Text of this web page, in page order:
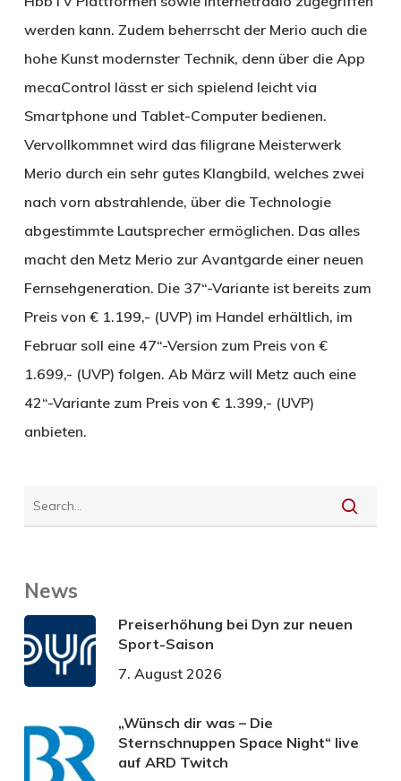
werden kann. Zudem beherrscht der Merio auch die
hohe Kunst modernster Technik, denn über die App
mecaControl lässt er sich spielend leicht via
Smartphone und Tablet-Computer bedienen.
Vervollkommnet wird das filigrane Meisterwerk
Merio durch ein sehr gutes Klangbild, welches zwei
nach vorn abstrahlende, über die Technologie
abgestimmte Lautsprecher ermöglichen. Das alles
macht den Metz Merio zur Avantgarde einer neuen
Fernsehgeneration. Die 37“-Variante ist bereits zum
Preis von € 1.199,- (UVP) im Handel erhältlich, im
Februar soll eine 47“-Version zum Preis von €
1.699,- (UVP) folgen. Ab März will Metz auch eine
42“-Variante zum Preis von € 1.399,- (UVP)
anbieten.
News
Preiserhöhung bei Dyn zur neuen
Sport-Saison
7. August 2026
„Wünsch dir was – Die
Sternschnuppen Space Night“ live
auf ARD Twitch